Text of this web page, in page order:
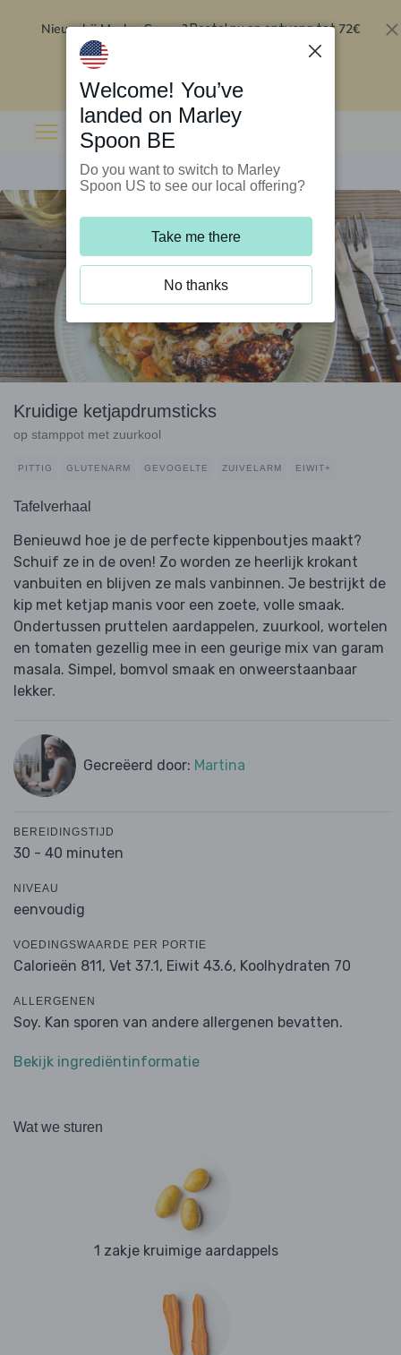
Nieuw bij Marley Spoon?Bestel nu en ontvang tot 72€
Kruidige ketjapdrumsticks
op stamppot met zuurkool
PITTIG GLUTENARM GEVOGELTE ZUIVELARM EIWIT+
Tafelverhaal
Benieuwd hoe je de perfecte kippenboutjes maakt?
Schuif ze in de oven! Zo worden ze heerlijk krokant
vanbuiten en blijven ze mals vanbinnen. Je bestrijkt de
kip met ketjap manis voor een zoete, volle smaak.
Ondertussen pruttelen aardappelen, zuurkool, wortelen
en tomaten gezellig mee in een geurige mix van garam
masala. Simpel, bomvol smaak en onweerstaanbaar
lekker.
Gecreëerd door: Martina
BEREIDINGSTIJD
30 - 40 minuten
NIVEAU
eenvoudig
VOEDINGSWAARDE PER PORTIE
Calorieën 811, Vet 37.1, Eiwit 43.6, Koolhydraten 70
ALLERGENEN
Soy. Kan sporen van andere allergenen bevatten.
Bekijk ingrediëntinformatie
Wat we sturen
1 zakje kruimige aardappels
Welcome! You’ve
landed on Marley
Spoon BE
Do you want to switch to Marley
Spoon US to see our local offering?
Take me there
No thanks